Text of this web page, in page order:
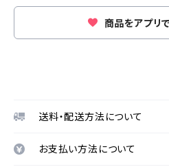
商品をアプリ
送料・配送方法について
お支払い方法について